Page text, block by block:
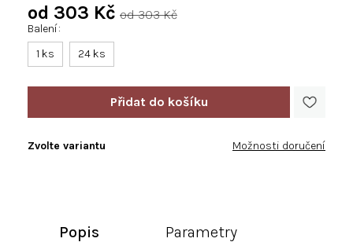
Balení
1 ks
24 ks
od 303 Kč
od 303 Kč
Zvolte variantu Možnosti doručení
hvězdiček.
Popis Parametry